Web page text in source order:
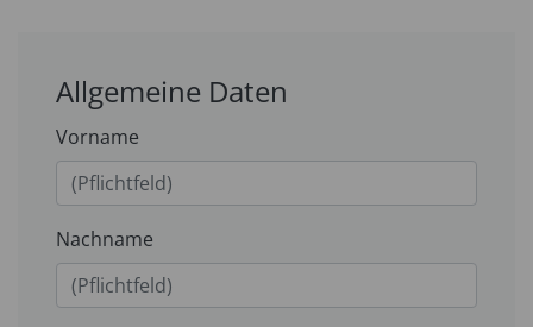
Allgemeine Daten
Vorname
Nachname